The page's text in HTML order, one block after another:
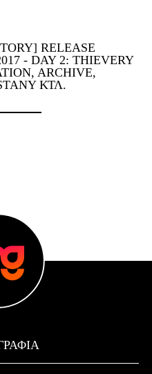
RELEASE
- DAY 2: THIEVERY
ARCHIVE,
ΚΤΛ.